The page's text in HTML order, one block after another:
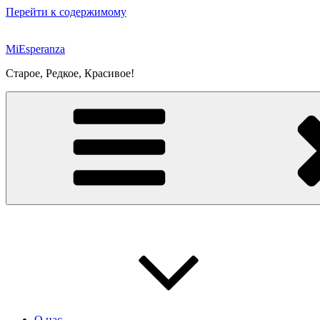
Перейти к содержимому
MiEsperanza
Старое, Редкое, Красивое!